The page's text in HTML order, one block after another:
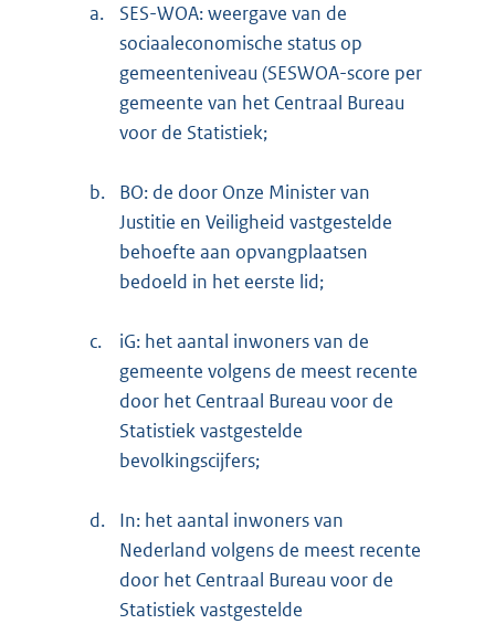
a.
SES-WOA: weergave van de
sociaaleconomische status op
gemeenteniveau (SESWOA-score per
gemeente van het Centraal Bureau
voor de Statistiek;
b.
BO: de door Onze Minister van
Justitie en Veiligheid vastgestelde
behoefte aan opvangplaatsen
bedoeld in het eerste lid;
c.
iG: het aantal inwoners van de
gemeente volgens de meest recente
door het Centraal Bureau voor de
Statistiek vastgestelde
bevolkingscijfers;
d.
In: het aantal inwoners van
Nederland volgens de meest recente
door het Centraal Bureau voor de
Statistiek vastgestelde